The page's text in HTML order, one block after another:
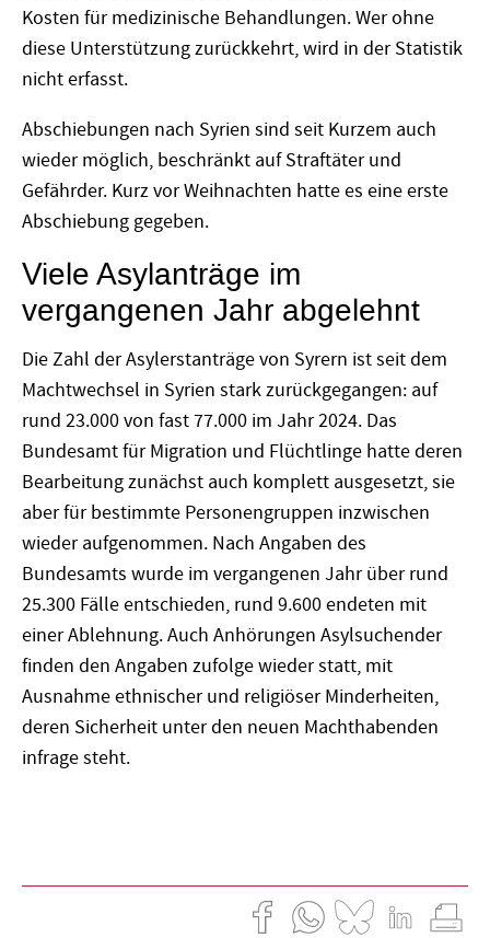
Kosten für medizinische Behandlungen. Wer ohne
diese Unterstützung zurückkehrt, wird in der Statistik
nicht erfasst.
Abschiebungen nach Syrien sind seit Kurzem auch
wieder möglich, beschränkt auf Straftäter und
Gefährder. Kurz vor Weihnachten hatte es eine erste
Abschiebung gegeben.
Viele Asylanträge im
vergangenen Jahr abgelehnt
Die Zahl der Asylerstanträge von Syrern ist seit dem
Machtwechsel in Syrien stark zurückgegangen: auf
rund 23.000 von fast 77.000 im Jahr 2024. Das
Bundesamt für Migration und Flüchtlinge hatte deren
Bearbeitung zunächst auch komplett ausgesetzt, sie
aber für bestimmte Personengruppen inzwischen
wieder aufgenommen. Nach Angaben des
Bundesamts wurde im vergangenen Jahr über rund
25.300 Fälle entschieden, rund 9.600 endeten mit
einer Ablehnung. Auch Anhörungen Asylsuchender
finden den Angaben zufolge wieder statt, mit
Ausnahme ethnischer und religiöser Minderheiten,
deren Sicherheit unter den neuen Machthabenden
infrage steht.